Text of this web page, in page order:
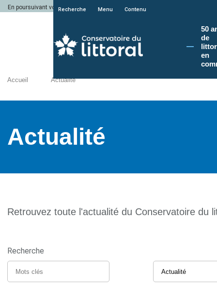
En poursuivant votre navigation sur le site du Conservatoire du littoral, vous
Recherche Menu Contenu
50
de
en
Accueil Actualité
Actualité
Retrouvez toute l'actualité du Conservatoire du
Recherche